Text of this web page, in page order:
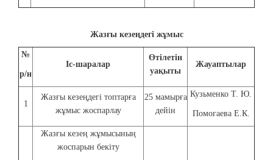
Жазғы кезеңдегі жұмыс
№
р/н
Іс-шаралар
Өтілетін
уақыты
Жауаптылар
1
Жазғы кезеңдегі топтарға
жұмыс жоспарлау
25 мамырға
дейін
Кузьменко Т. Ю.
Помогаева Е.К.
Жазғы кезең жұмысының
жоспарын бекіту